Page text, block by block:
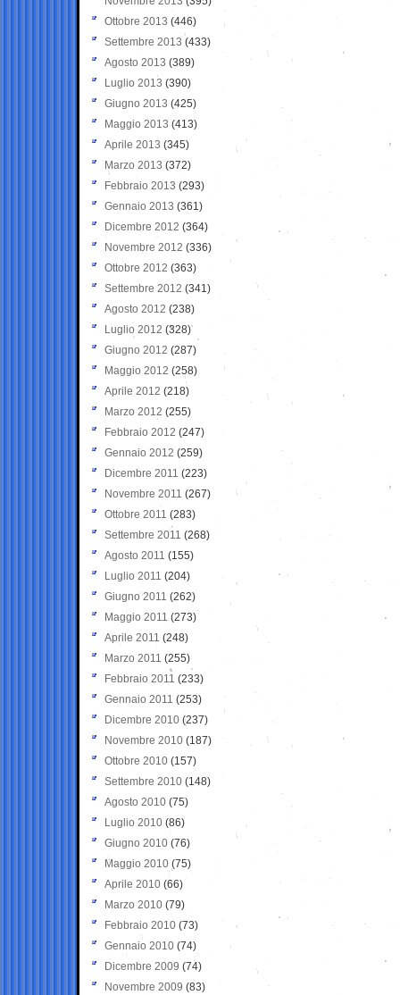
Ottobre 2013 (446)
Settembre 2013 (433)
Agosto 2013 (389)
Luglio 2013 (390)
Giugno 2013 (425)
Maggio 2013 (413)
Aprile 2013 (345)
Marzo 2013 (372)
Febbraio 2013 (293)
Gennaio 2013 (361)
Dicembre 2012 (364)
Novembre 2012 (336)
Ottobre 2012 (363)
Settembre 2012 (341)
Agosto 2012 (238)
Luglio 2012 (328)
Giugno 2012 (287)
Maggio 2012 (258)
Aprile 2012 (218)
Marzo 2012 (255)
Febbraio 2012 (247)
Gennaio 2012 (259)
Dicembre 2011 (223)
Novembre 2011 (267)
Ottobre 2011 (283)
Settembre 2011 (268)
Agosto 2011 (155)
Luglio 2011 (204)
Giugno 2011 (262)
Maggio 2011 (273)
Aprile 2011 (248)
Marzo 2011 (255)
Febbraio 2011 (233)
Gennaio 2011 (253)
Dicembre 2010 (237)
Novembre 2010 (187)
Ottobre 2010 (157)
Settembre 2010 (148)
Agosto 2010 (75)
Luglio 2010 (86)
Giugno 2010 (76)
Maggio 2010 (75)
Aprile 2010 (66)
Marzo 2010 (79)
Febbraio 2010 (73)
Gennaio 2010 (74)
Dicembre 2009 (74)
Novembre 2009 (83)